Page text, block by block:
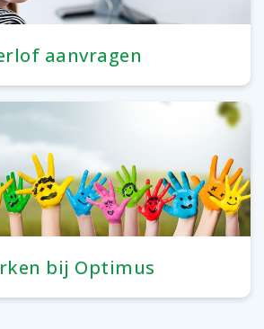
aanvragen
bij Optimus